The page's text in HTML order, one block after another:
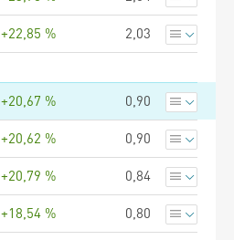
+22,85 % 2,03
+20,67 % 0,90
+20,62 % 0,90
+20,79 % 0,84
+18,54 % 0,80